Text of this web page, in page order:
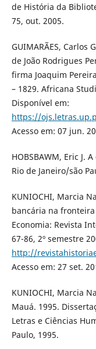
de História da
75, out. 2005.
GUIMARÃES,
de João Rodrigues
firma Joaquim
– 1829. Africana
Disponível em:
https://
Acesso em: 07 jun.
HOBSBAWM, Eric J.
Rio de Janeiro/são
KUNIOCHI, Marcia
bancária na
Economia: Revista
67-86, 2º semestre
http://
Acesso em: 27 set.
KUNIOCHI, Marcia
Mauá. 1995.
Letras e Ciências
Paulo, 1995.